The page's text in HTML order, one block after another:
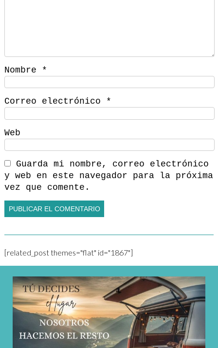
Nombre *
Correo electrónico *
Web
Guarda mi nombre, correo electrónico
y web en este navegador para la próxima
vez que comente.
[related_post themes="flat" id="1867"]